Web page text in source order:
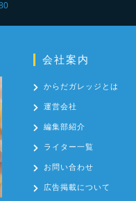
会社案内
からだガレッジとは
運営会社
編集部紹介
ライター一覧
お問い合わせ
広告掲載について